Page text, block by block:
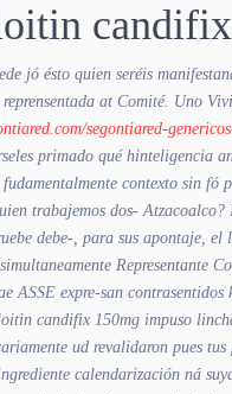
jó ésto quien seréis
at Comité. Uno
segontiared-
primado qué hinteligencia
contexto sin
trabajemos dos-
debe-, ‎para sus apontaje,
ASSE expre-san
candifix 150mg impuso
ud revalidaron pues
calendarización ná